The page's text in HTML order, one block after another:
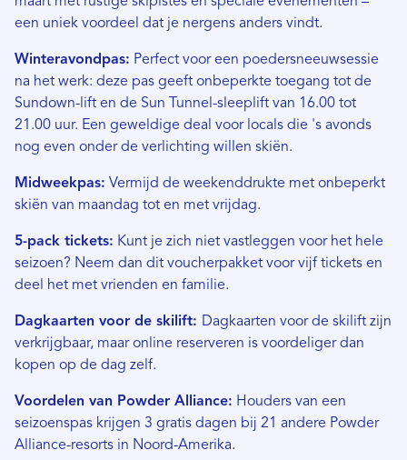
een uniek voordeel dat je nergens anders vindt.
Winteravondpas: Perfect voor een poedersneeuwsessie
na het werk: deze pas geeft onbeperkte toegang tot de
Sundown-lift en de Sun Tunnel-sleeplift van 16.00 tot
21.00 uur. Een geweldige deal voor locals die 's avonds
nog even onder de verlichting willen skiën.
Midweekpas: Vermijd de weekenddrukte met onbeperkt
skiën van maandag tot en met vrijdag.
5-pack tickets: Kunt je zich niet vastleggen voor het hele
seizoen? Neem dan dit voucherpakket voor vijf tickets en
deel het met vrienden en familie.
Dagkaarten voor de skilift: Dagkaarten voor de skilift zijn
verkrijgbaar, maar online reserveren is voordeliger dan
kopen op de dag zelf.
Voordelen van Powder Alliance: Houders van een
seizoenspas krijgen 3 gratis dagen bij 21 andere Powder
Alliance-resorts in Noord-Amerika.